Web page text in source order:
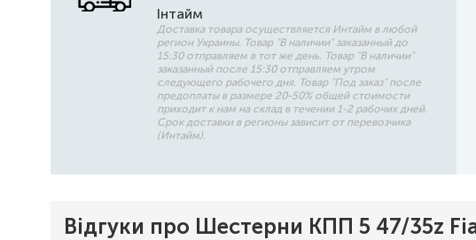
Інтайм
Доставка товара осуществляется Интайм в любой
регион Украины. Товар "В наличии" заказанный до
15:30 отправляем в тот же день. Товар "В наличии"
заказанный после 15:30 отправляем утром
следующего рабочего дня. Товар "Под заказ" после
предоплаты в размере 20-50% общей стоимости
приходит к нам на склад в течении 1-2 рабочих дней.
Срок доставки в регионы зависит от перевозчика
(Интайм).
Відгуки про Шестерни КПП 5 47/35z